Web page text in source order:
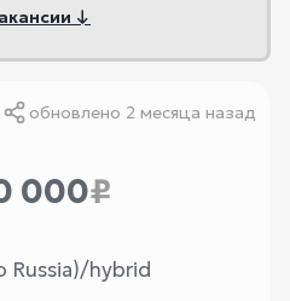
↓
обновлено 2 месяца назад
000₽
Russia)/hybrid